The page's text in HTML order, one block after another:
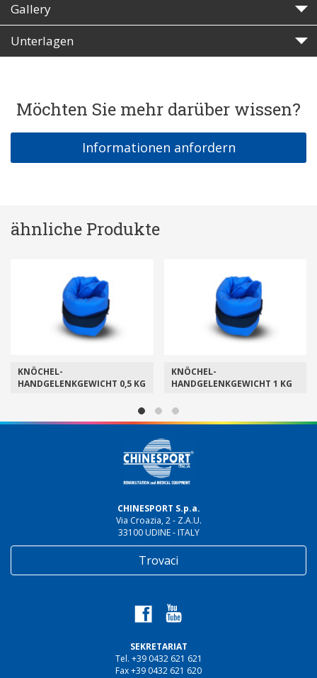
Gallery
Unterlagen
Möchten Sie mehr darüber wissen?
Informationen anfordern
ähnliche Produkte
KNÖCHEL-
HANDGELENKGEWICHT 0,5 KG
KNÖCHEL-
HANDGELENKGEWICHT 1 KG
CHINESPORT S.p.a.
Via Croazia, 2 - Z.A.U.
33100 UDINE - ITALY
Trovaci
SEKRETARIAT
Tel. +39 0432 621 621
Fax +39 0432 621 620